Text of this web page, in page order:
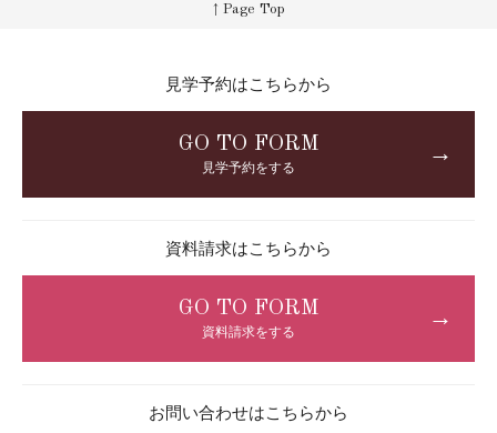
↑ Page Top
見学予約はこちらから
GO TO FORM
見学予約をする
→
資料請求はこちらから
GO TO FORM
資料請求をする
→
お問い合わせはこちらから